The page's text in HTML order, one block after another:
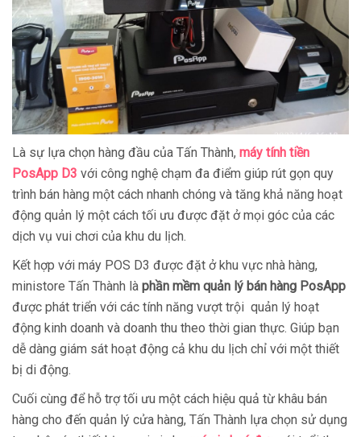
Là sự lựa chọn hàng đầu của Tấn Thành, máy tính tiền
PosApp D3 với công nghệ chạm đa điểm giúp rút gọn quy
trình bán hàng một cách nhanh chóng và tăng khả năng hoạt
động quản lý một cách tối ưu được đặt ở mọi góc của các
dịch vụ vui chơi của khu du lịch.
Kết hợp với máy POS D3 được đặt ở khu vực nhà hàng,
ministore Tấn Thành là phần mềm quản lý bán hàng PosApp
được phát triển với các tính năng vượt trội quản lý hoạt
động kinh doanh và doanh thu theo thời gian thực. Giúp bạn
dễ dàng giám sát hoạt động cả khu du lịch chỉ với một thiết
bị di động.
Cuối cùng để hỗ trợ tối ưu một cách hiệu quả từ khâu bán
hàng cho đến quản lý cửa hàng, Tấn Thành lựa chọn sử dụng